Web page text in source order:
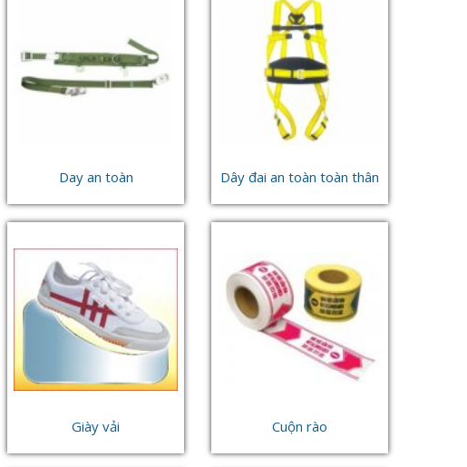
Day an toàn Dây đai an toàn toàn thân
Giày vải Cuộn rào